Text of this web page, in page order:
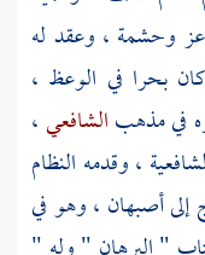
عز وحشمة ، وعقد له
بحرا في الوعظ ،
في مذهبالشافعي،
، وقدمه النظام
إلىأصبهان ، وهو في